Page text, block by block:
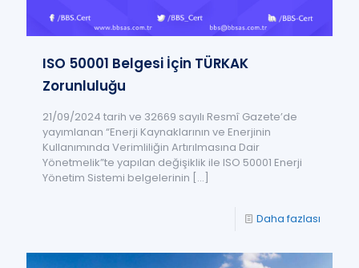
ISO 50001 Belgesi İçin TÜRKAK
Zorunluluğu
21/09/2024 tarih ve 32669 sayılı Resmî Gazete’de
yayımlanan “Enerji Kaynaklarının ve Enerjinin
Kullanımında Verimliliğin Artırılmasına Dair
Yönetmelik”te yapılan değişiklik ile ISO 50001 Enerji
Yönetim Sistemi belgelerinin […]
Daha fazlası